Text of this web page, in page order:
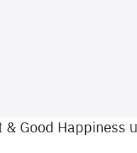
Good Happiness